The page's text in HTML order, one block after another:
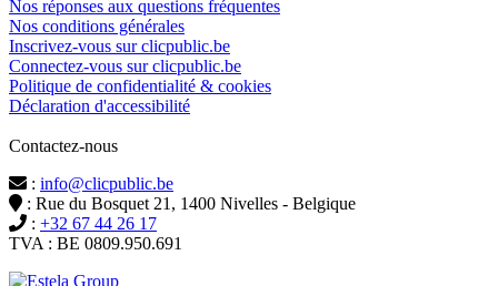
Nos réponses aux questions fréquentes
Nos conditions générales
Inscrivez-vous sur clicpublic.be
Connectez-vous sur clicpublic.be
Politique de confidentialité & cookies
Déclaration d'accessibilité
Contactez-nous
: info@clicpublic.be
: Rue du Bosquet 21, 1400 Nivelles - Belgique
: +32 67 44 26 17
TVA : BE 0809.950.691